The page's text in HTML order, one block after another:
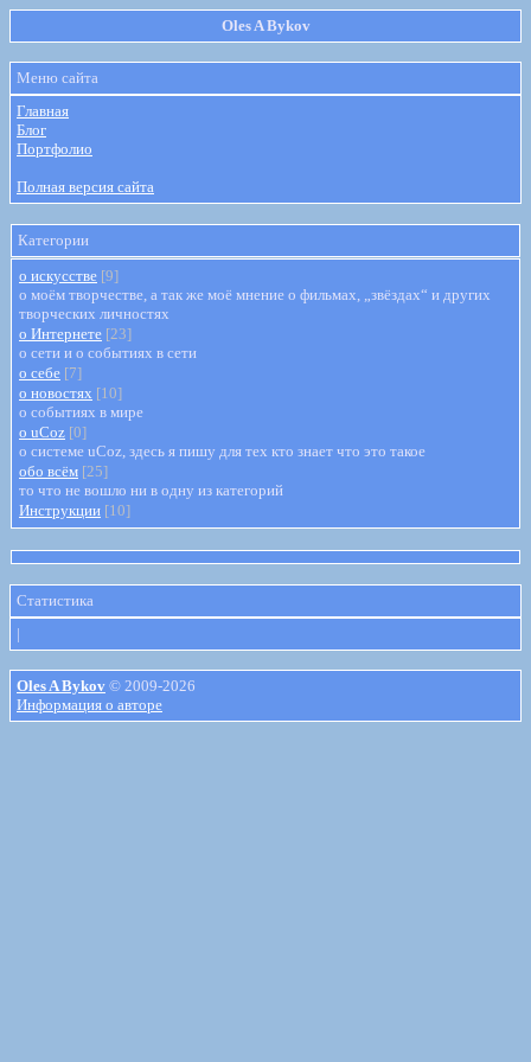
Oles A Bykov
Меню сайта
Главная
Блог
Портфолио
Полная версия сайта
Категории
о искусстве [9]
о моём творчестве, а так же моё мнение о фильмах, „звёздах“ и других
творческих личностях
о Интернете [23]
о сети и о событиях в сети
о себе [7]
о новостях [10]
о событиях в мире
о uCoz [0]
о системе uCoz, здесь я пишу для тех кто знает что это такое
обо всём [25]
то что не вошло ни в одну из категорий
Инструкции [10]
Статистика
|
Oles A Bykov © 2009-2026
Информация о авторе